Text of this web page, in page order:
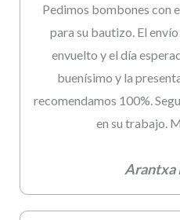
Pedimos bombones con
para su bautizo. El
envuelto y el día
buenísimo y la
recomendamos 100%.
en su trabajo.
Arantxa